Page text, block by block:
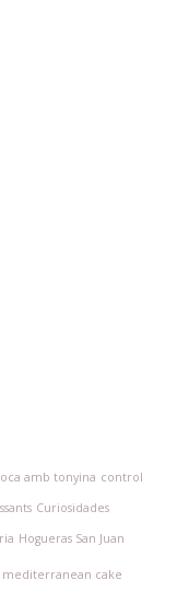
amb tonyina control
Curiosidades
Hogueras San Juan
mediterranean cake